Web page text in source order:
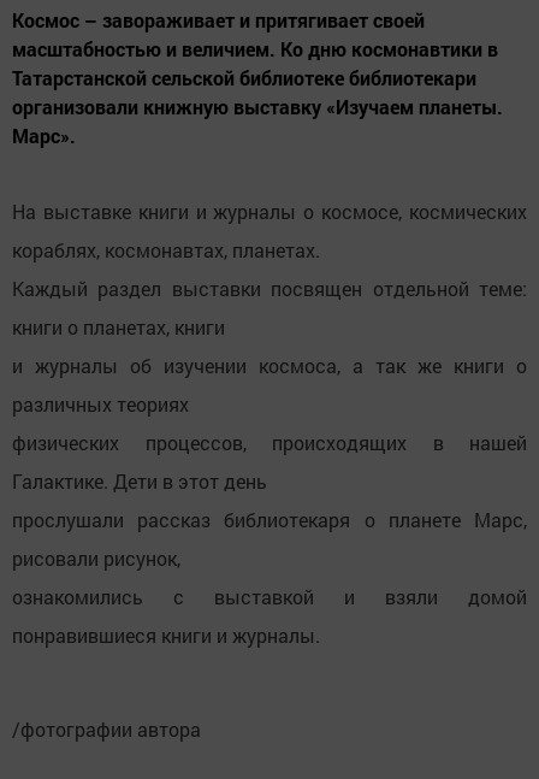
Космос – завораживает и притягивает своей
масштабностью и величием. Ко дню космонавтики в
Татарстанской сельской библиотеке библиотекари
организовали книжную выставку «Изучаем планеты.
Марс».
На выставке книги и журналы о космосе, космических
кораблях, космонавтах, планетах.
Каждый раздел выставки посвящен отдельной теме:
книги о планетах, книги
и журналы об изучении космоса, а так же книги о
различных теориях
физических процессов, происходящих в нашей
Галактике. Дети в этот день
прослушали рассказ библиотекаря о планете Марс,
рисовали рисунок,
ознакомились с выставкой и взяли домой
понравившиеся книги и журналы.
/фотографии автора